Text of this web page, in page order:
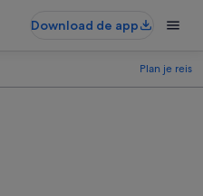
Download de app
Plan je reis